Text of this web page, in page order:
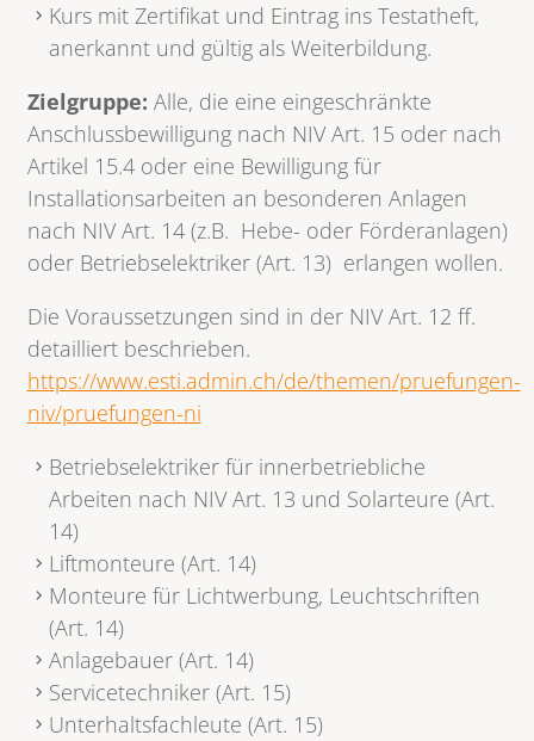
Kurs mit Zertifikat und Eintrag ins Testatheft,
anerkannt und gültig als Weiterbildung.
Zielgruppe: Alle, die eine eingeschränkte
Anschlussbewilligung nach NIV Art. 15 oder nach
Artikel 15.4 oder eine Bewilligung für
Installationsarbeiten an besonderen Anlagen
nach NIV Art. 14 (z.B. Hebe- oder Förderanlagen)
oder Betriebselektriker (Art. 13) erlangen wollen.
Die Voraussetzungen sind in der NIV Art. 12 ff.
detailliert beschrieben.
https://www.esti.admin.ch/de/themen/pruefungen-
niv/pruefungen-ni
Betriebselektriker für innerbetriebliche
Arbeiten nach NIV Art. 13 und Solarteure (Art.
14)
Liftmonteure (Art. 14)
Monteure für Lichtwerbung, Leuchtschriften
(Art. 14)
Anlagebauer (Art. 14)
Servicetechniker (Art. 15)
Unterhaltsfachleute (Art. 15)